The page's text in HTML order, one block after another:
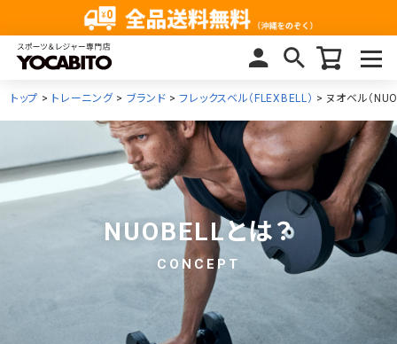
トップ トレーニング ブランド フレックスベル（FLEXBELL） ヌオベル（
NUOBELLとは？
CONCEPT